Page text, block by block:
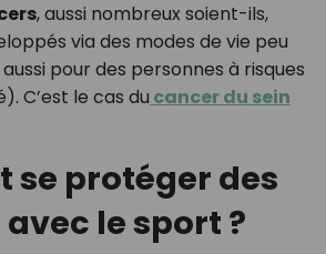
, aussi nombreux soient-ils,
via des modes de vie peu
pour des personnes à risques
C’est le cas du cancer du sein
se protéger des
le sport ?